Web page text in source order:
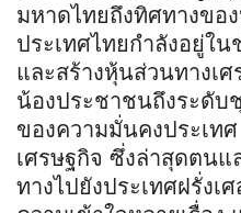
มหาดไทยถึงทิศทางขอ
ประเทศไทยกำลังอยู่ใ
และสร้างหุ้นส่วนทางเ
น้องประชาชนถึงระดั
ของความมั่นคงประเท
เศรษฐกิจ ซึ่งล่าสุดตน
ทางไปยังประเทศฝรั่งเ